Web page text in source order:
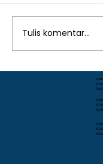
Siap
Keseruan
MPLS SMP
Tulis komentar...
Jl.
Jl.
JL.